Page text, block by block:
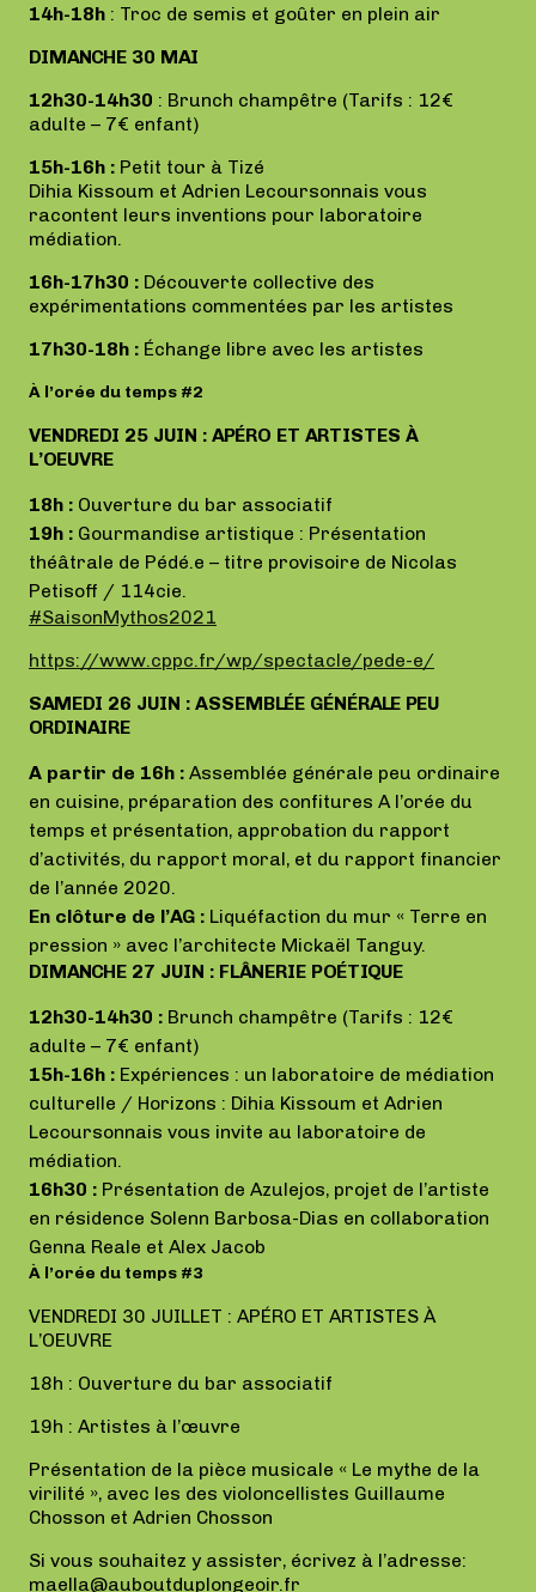
14h-18h : Troc de semis et goûter en plein air
DIMANCHE 30 MAI
12h30-14h30 : Brunch champêtre (Tarifs : 12€
adulte – 7€ enfant)
15h-16h : Petit tour à Tizé
Dihia Kissoum et Adrien Lecoursonnais vous
racontent leurs inventions pour laboratoire
médiation.
16h-17h30 : Découverte collective des
expérimentations commentées par les artistes
17h30-18h : Échange libre avec les artistes
À l’orée du temps #2
VENDREDI 25 JUIN : APÉRO ET ARTISTES À
L’OEUVRE
18h : Ouverture du bar associatif
19h : Gourmandise artistique : Présentation
théâtrale de Pédé.e – titre provisoire de Nicolas
Petisoff / 114cie.
#SaisonMythos2021
https://www.cppc.fr/wp/spectacle/pede-e/
SAMEDI 26 JUIN : ASSEMBLÉE GÉNÉRALE PEU
ORDINAIRE
A partir de 16h : Assemblée générale peu ordinaire
en cuisine, préparation des confitures A l’orée du
temps et présentation, approbation du rapport
d’activités, du rapport moral, et du rapport financier
de l’année 2020.
En clôture de l’AG : Liquéfaction du mur « Terre en
pression » avec l’architecte Mickaël Tanguy.
DIMANCHE 27 JUIN : FLÂNERIE POÉTIQUE
12h30-14h30 : Brunch champêtre (Tarifs : 12€
adulte – 7€ enfant)
15h-16h : Expériences : un laboratoire de médiation
culturelle / Horizons : Dihia Kissoum et Adrien
Lecoursonnais vous invite au laboratoire de
médiation.
16h30 : Présentation de Azulejos, projet de l’artiste
en résidence Solenn Barbosa-Dias en collaboration
Genna Reale et Alex Jacob
À l’orée du temps #3
VENDREDI 30 JUILLET : APÉRO ET ARTISTES À
L’OEUVRE
18h : Ouverture du bar associatif
19h : Artistes à l’œuvre
Présentation de la pièce musicale « Le mythe de la
virilité », avec les des violoncellistes Guillaume
Chosson et Adrien Chosson
Si vous souhaitez y assister, écrivez à l’adresse:
maella@auboutduplongeoir.fr